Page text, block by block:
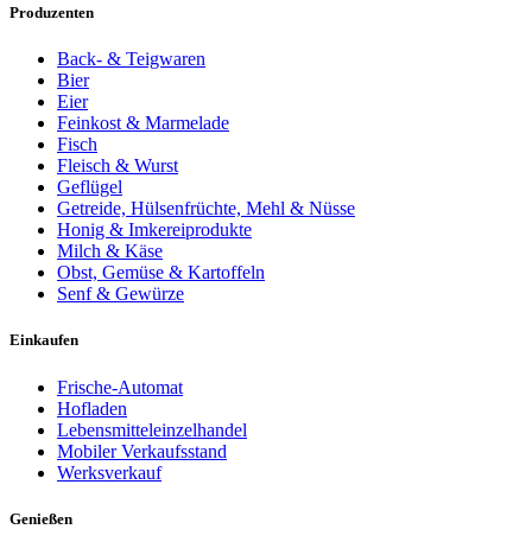
Produzenten
Back- & Teigwaren
Bier
Eier
Feinkost & Marmelade
Fisch
Fleisch & Wurst
Geflügel
Getreide, Hülsenfrüchte, Mehl & Nüsse
Honig & Imkereiprodukte
Milch & Käse
Obst, Gemüse & Kartoffeln
Senf & Gewürze
Einkaufen
Frische-Automat
Hofladen
Lebensmitteleinzelhandel
Mobiler Verkaufsstand
Werksverkauf
Genießen